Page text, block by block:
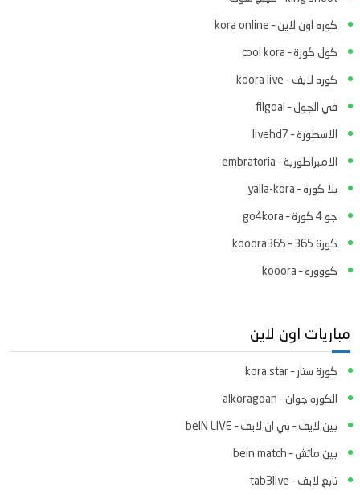
كوره اون لاين – kora online
كول كورة – cool kora
كوره لايف – koora live
في الجول – filgoal
الاسطورة – livehd7
الامبراطورية – embratoria
يلا كورة – yalla-kora
جو 4 كورة – go4kora
كورة 365 – kooora365
كووورة – kooora
مباريات اون لاين
كورة ستار – kora star
الكوره جوان – alkoragoan
بين لايف – بي ان لايف – beIN LIVE
بين ماتش – bein match
تابع لايف – tab3live